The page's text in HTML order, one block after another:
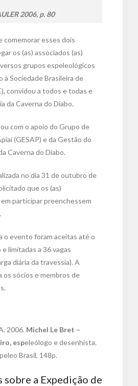
2006, p. 80
comemorar esses dois
os (as) associados (as)
grupos espeleológicos
à Sociedade Brasileira de
convidou a todos e todas e
da Caverna do Diabo.
com o apoio do Grupo de
(GESAP) e da Gestão do
Caverna do Diabo.
no dia 31 de outubro de
que os (as)
participar preenchessem
.
o evento foram aceitas até o
limitadas a 36 vagas
diária da travessia). A
os sócios e membros de
2006. Michel Le Bret –
espeleólogo e desenhista.
Brasil, 148p.
sobre a Expedição de